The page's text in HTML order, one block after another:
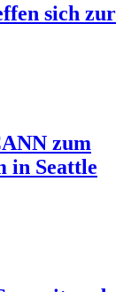
sich zur
zum
in Seattle